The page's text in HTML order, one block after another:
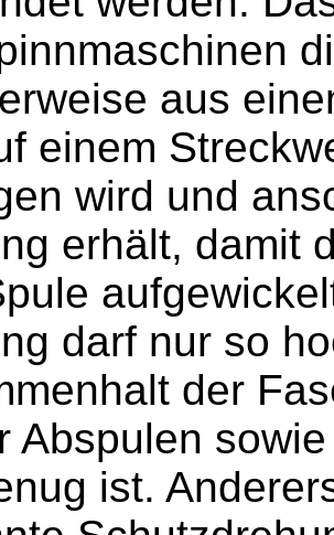
aus
einem
wird und
erhält, damit
darf nur so
der
Abspulen
ist.